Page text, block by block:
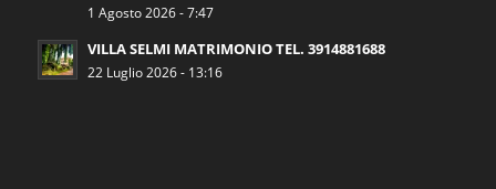
1 Agosto 2026 - 7:47
VILLA SELMI MATRIMONIO TEL. 3914881688
22 Luglio 2026 - 13:16